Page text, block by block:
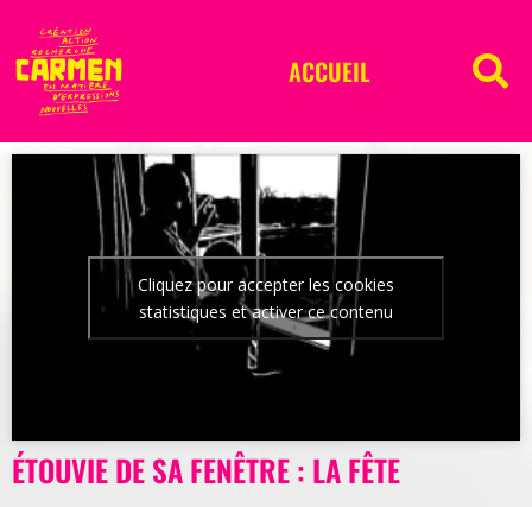
ACCUEIL
Cliquez pour accepter les cookies
statistiques et activer ce contenu
ÉTOUVIE DE SA FENÊTRE : LA FÊTE